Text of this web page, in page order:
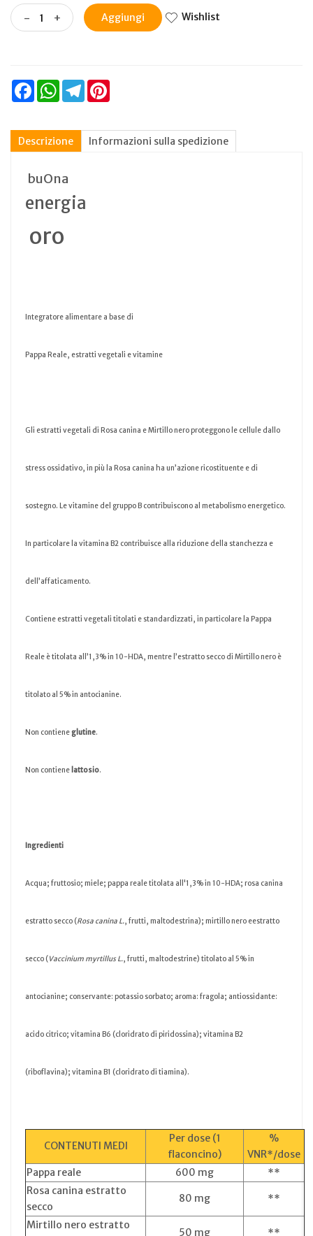
- + Aggiungi Wishlist
FacebookWhatsAppTelegram
Descrizione Informazioni sulla spedizione
buOna
energia
oro
Integratore alimentare a base di
Pappa Reale, estratti vegetali e vitamine
Gli estratti vegetali di Rosa canina e Mirtillo nero proteggono le cellule dallo
stress ossidativo, in più la Rosa canina ha un’azione ricostituente e di
sostegno. Le vitamine del gruppo B contribuiscono al metabolismo energetico.
In particolare la vitamina B2 contribuisce alla riduzione della stanchezza e
dell’affaticamento.
Contiene estratti vegetali titolati e standardizzati, in particolare la Pappa
Reale è titolata all’1,3% in 10-HDA, mentre l’estratto secco di Mirtillo nero è
titolato al 5% in antocianine.
Non contieneglutine.
Non contiene lattosio.
Ingredienti
Acqua; fruttosio; miele; pappa reale titolata all'1,3% in 10-HDA; rosa canina
estratto secco (Rosa canina L., frutti, maltodestrina); mirtillo nero eestratto
secco (Vaccinium myrtillus L., frutti, maltodestrine) titolato al 5% in
antocianine; conservante: potassio sorbato; aroma: fragola; antiossidante:
acido citrico; vitamina B6 (cloridrato di piridossina); vitamina B2
(riboflavina); vitamina B1 (cloridrato di tiamina).
CONTENUTI MEDI
Per dose (1
flaconcino)
%
VNR*/dose
Pappa reale
600 mg
**
Rosa canina estratto
secco
80 mg **
Mirtillo nero estratto
50 mg **